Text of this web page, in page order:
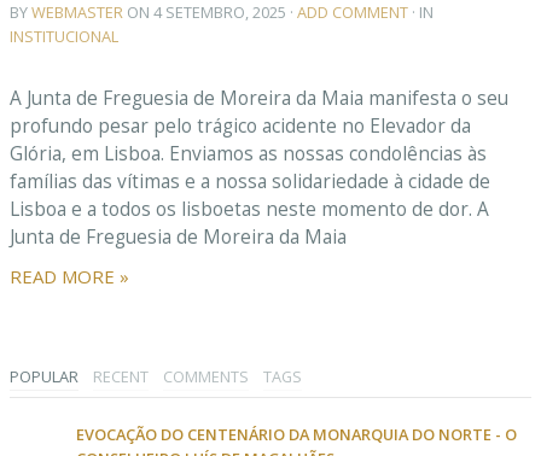
BYWEBMASTER ON 4 SETEMBRO, 2025 · ADD COMMENT · IN
INSTITUCIONAL
A Junta de Freguesia de Moreira da Maia manifesta o seu
profundo pesar pelo trágico acidente no Elevador da
Glória, em Lisboa. Enviamos as nossas condolências às
famílias das vítimas e a nossa solidariedade à cidade de
Lisboa e a todos os lisboetas neste momento de dor. A
Junta de Freguesia de Moreira da Maia
READ MORE »
POPULAR RECENT COMMENTS TAGS
EVOCAÇÃO DO CENTENÁRIO DA MONARQUIA DO NORTE - O